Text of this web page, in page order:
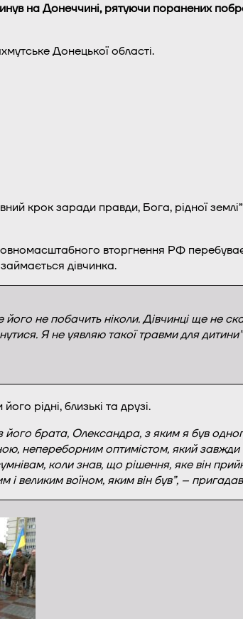
на Донеччині, рятуючи поранених
Донецької області.
крок заради правди, Бога, рідної
вторгнення РФ
дівчинка.
не побачить ніколи. Дівчинці ще не
Я не уявляю такої травми для
рідні, близькі та друзі.
брата, Олександра, з яким я був
непереборним оптимістом, який завжди
коли знав, що рішення, яке він
великим воїном, яким він був”, –